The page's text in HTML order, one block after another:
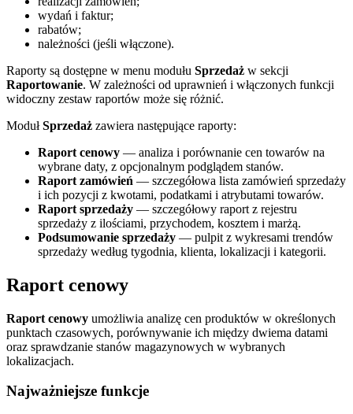
wydań i faktur;
rabatów;
należności (jeśli włączone).
Raporty są dostępne w menu modułu Sprzedaż w sekcji
Raportowanie. W zależności od uprawnień i włączonych funkcji
widoczny zestaw raportów może się różnić.
ModułSprzedaż zawiera następujące raporty:
Raport cenowy — analiza i porównanie cen towarów na
wybrane daty, z opcjonalnym podglądem stanów.
Raport zamówień — szczegółowa lista zamówień sprzedaży
i ich pozycji z kwotami, podatkami i atrybutami towarów.
Raport sprzedaży — szczegółowy raport z rejestru
sprzedaży z ilościami, przychodem, kosztem i marżą.
Podsumowanie sprzedaży — pulpit z wykresami trendów
sprzedaży według tygodnia, klienta, lokalizacji i kategorii.
Raport cenowy
Raport cenowy umożliwia analizę cen produktów w określonych
punktach czasowych, porównywanie ich między dwiema datami
oraz sprawdzanie stanów magazynowych w wybranych
lokalizacjach.
Najważniejsze funkcje